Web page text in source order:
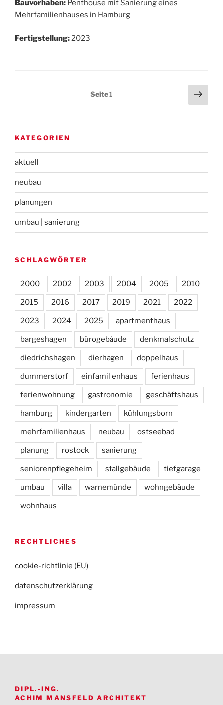
Bauvorhaben: Penthouse mit Sanierung eines
Mehrfamilienhauses in Hamburg
Fertigstellung:2023
Seitennummerierung
Seite1
KATEGORIEN
aktuell
neubau
planungen
umbau | sanierung
SCHLAGWÖRTER
2000 2002 2003 2004 2005 2010
2015 2016 2017 2019 2021 2022
2023 2024 2025 apartmenthaus
bargeshagen bürogebäude denkmalschutz
diedrichshagen dierhagen doppelhaus
dummerstorf einfamilienhaus ferienhaus
ferienwohnung gastronomie geschäftshaus
hamburg kindergarten kühlungsborn
mehrfamilienhaus neubau ostseebad
planung rostock sanierung
seniorenpflegeheim stallgebäude tiefgarage
umbau villa warnemünde wohngebäude
wohnhaus
RECHTLICHES
cookie-richtlinie (EU)
datenschutz­erklärung
impressum
DIPL.-ING.
ACHIM MANSFELD ARCHITEKT